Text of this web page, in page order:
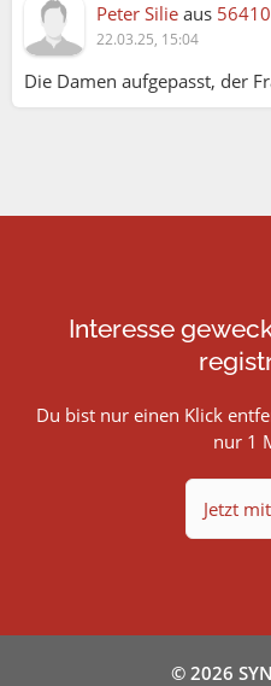
Peter Silie aus
22.03.25, 15:04
Die Damen aufgepasst, der
Interesse
Du bist nur einen Klick
nur 1
Jetzt
© 2026